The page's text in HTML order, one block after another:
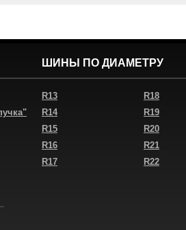
ШИНЫ ПО ДИАМЕТРУ
R13
R14
R15
R16
R17
R18
R19
R20
R21
R22